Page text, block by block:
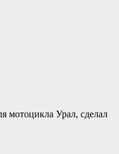
мотоцикла Урал, сделал